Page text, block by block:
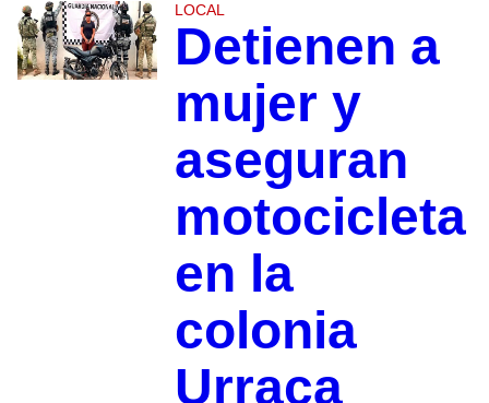
LOCAL
Detienen a
mujer y
aseguran
motocicleta
en la
colonia
Urraca